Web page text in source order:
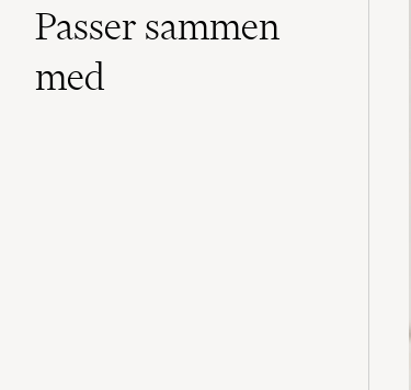
Passer sammen
med